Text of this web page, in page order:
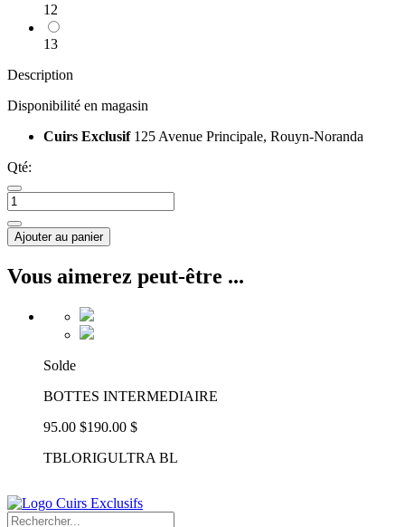
12
13
Description
Disponibilité en magasin
Cuirs Exclusif 125 Avenue Principale, Rouyn-Noranda
Qté:
Ajouter au panier
Vous aimerez peut-être ...
Solde
BOTTES INTERMEDIAIRE
95.00 $190.00 $
TBLORIGULTRA BL